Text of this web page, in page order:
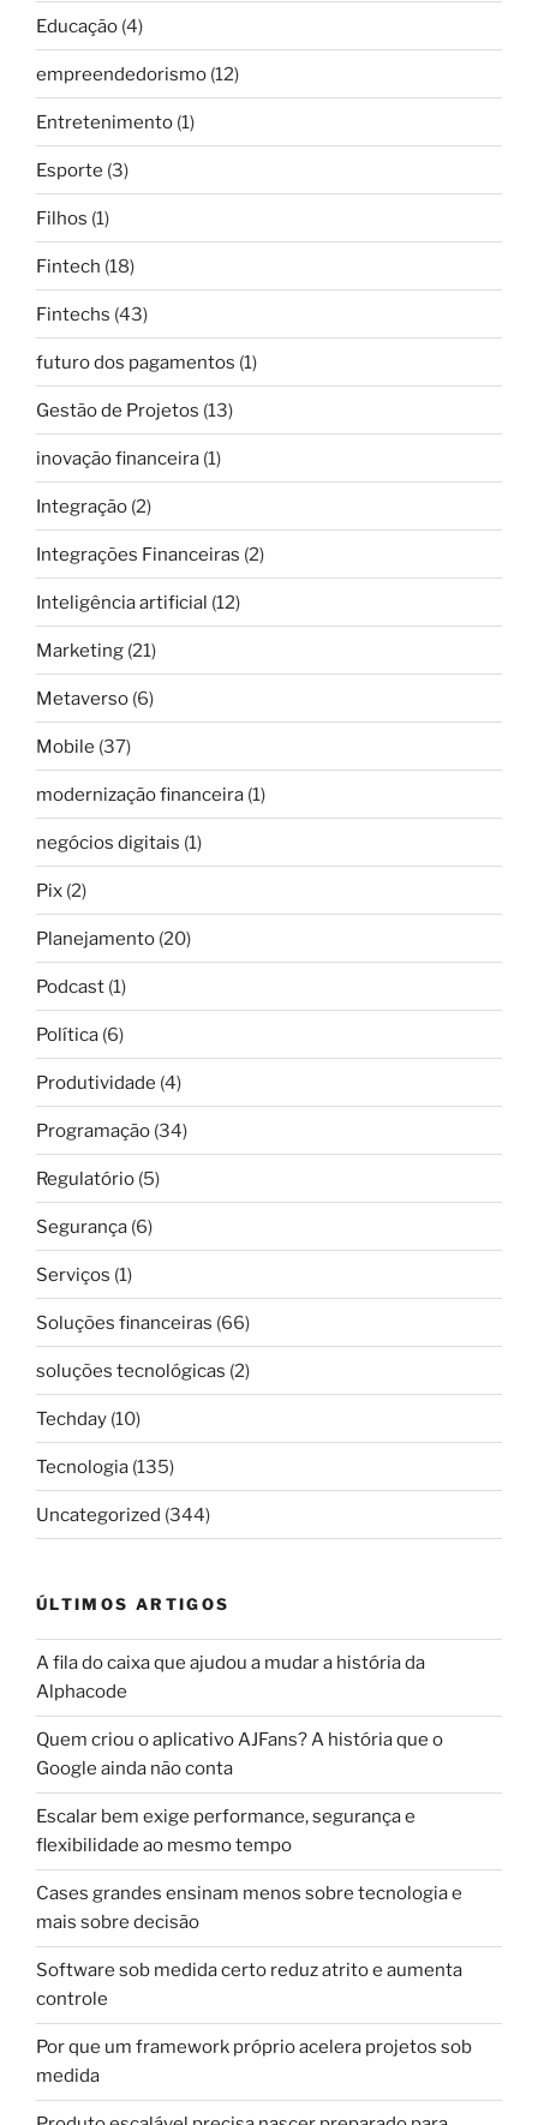
Educação (4)
empreendedorismo (12)
Entretenimento (1)
Esporte (3)
Filhos (1)
Fintech (18)
Fintechs (43)
futuro dos pagamentos (1)
Gestão de Projetos (13)
inovação financeira (1)
Integração (2)
Integrações Financeiras (2)
Inteligência artificial (12)
Marketing (21)
Metaverso (6)
Mobile (37)
modernização financeira (1)
negócios digitais (1)
Pix (2)
Planejamento (20)
Podcast (1)
Política (6)
Produtividade (4)
Programação (34)
Regulatório (5)
Segurança (6)
Serviços (1)
Soluções financeiras (66)
soluções tecnológicas (2)
Techday (10)
Tecnologia (135)
Uncategorized (344)
ÚLTIMOS ARTIGOS
A fila do caixa que ajudou a mudar a história da
Alphacode
Quem criou o aplicativo AJFans? A história que o
Google ainda não conta
Escalar bem exige performance, segurança e
flexibilidade ao mesmo tempo
Cases grandes ensinam menos sobre tecnologia e
mais sobre decisão
Software sob medida certo reduz atrito e aumenta
controle
Por que um framework próprio acelera projetos sob
medida